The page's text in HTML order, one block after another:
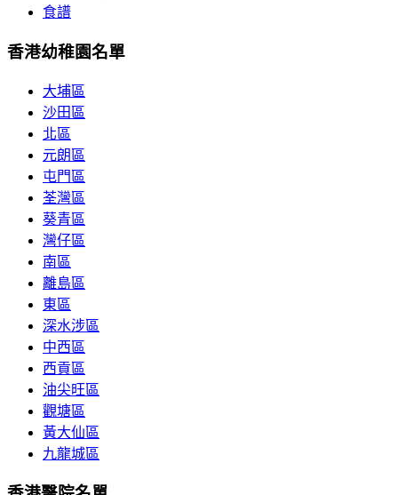
食譜
香港幼稚園名單
大埔區
沙田區
北區
元朗區
屯門區
荃灣區
葵青區
灣仔區
南區
離島區
東區
深水涉區
中西區
西貢區
油尖旺區
觀塘區
黃大仙區
九龍城區